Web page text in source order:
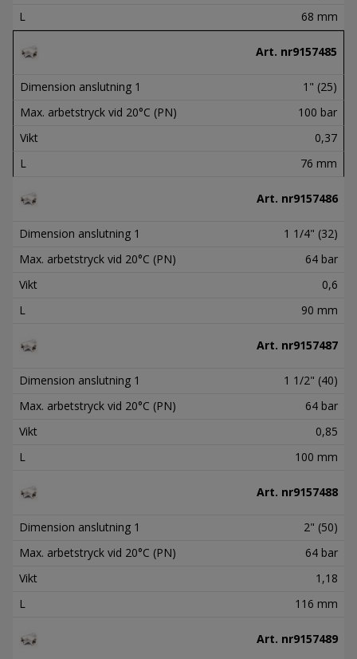
L
68 mm
Art. nr9157485
Dimension anslutning 1
1" (25)
Max. arbetstryck vid 20°C (PN)
100 bar
Vikt
0,37
L
76 mm
Art. nr9157486
Dimension anslutning 1
1 1/4" (32)
Max. arbetstryck vid 20°C (PN)
64 bar
Vikt
0,6
L
90 mm
Art. nr9157487
Dimension anslutning 1
1 1/2" (40)
Max. arbetstryck vid 20°C (PN)
64 bar
Vikt
0,85
L
100 mm
Art. nr9157488
Dimension anslutning 1
2" (50)
Max. arbetstryck vid 20°C (PN)
64 bar
Vikt
1,18
L
116 mm
Art. nr9157489